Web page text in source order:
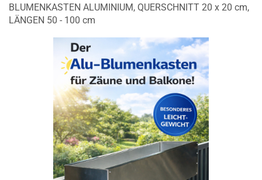
BLU­MEN­KAS­TEN ALU­MI­NI­UM, QUER­SCHNITT 20 x 20 cm,
LÄN­GEN 50 - 100 cm